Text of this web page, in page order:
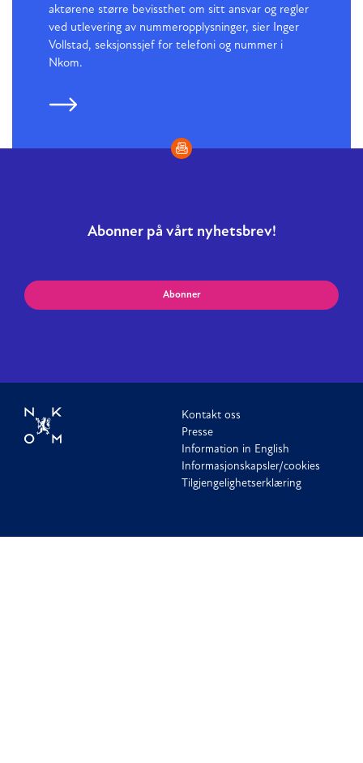
aktørene større bevissthet om sitt ansvar og regler
ved utlevering av nummeropplysninger, sier Inger
Vollstad, seksjonssjef for telefoni og nummer i
Nkom.
Abonner på vårt nyhetsbrev!
Abonner
Kontakt oss
Presse
Information in English
Informasjonskapsler/cookies
Tilgjengelighetserklæring